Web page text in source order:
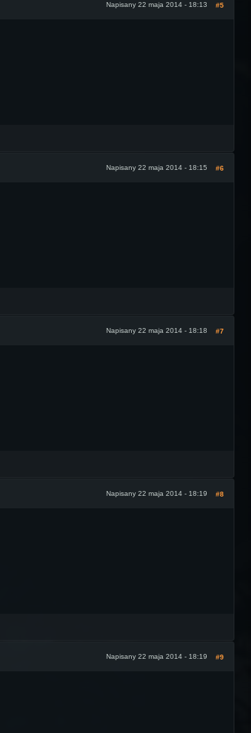
Napisany 22 maja 2014 - 18:13 #5
Napisany 22 maja 2014 - 18:15 #6
Napisany 22 maja 2014 - 18:18 #7
Napisany 22 maja 2014 - 18:19 #8
Napisany 22 maja 2014 - 18:19 #9